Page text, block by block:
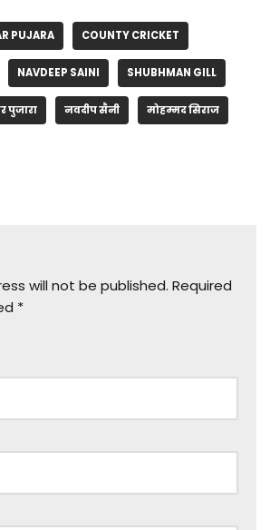
PUJARA COUNTY CRICKET
NAVDEEP SAINI SHUBHMAN GILL
पुजारा नवदीप सैनी मोहम्मद सिराज
will not be published. Required
*